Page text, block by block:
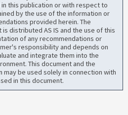
this publication or with respect to
by the use of the information or
provided herein. The
distributed AS IS and the use of this
of any recommendations or
responsibility and depends on
and integrate them into the
This document and the
be used solely in connection with
in this document.